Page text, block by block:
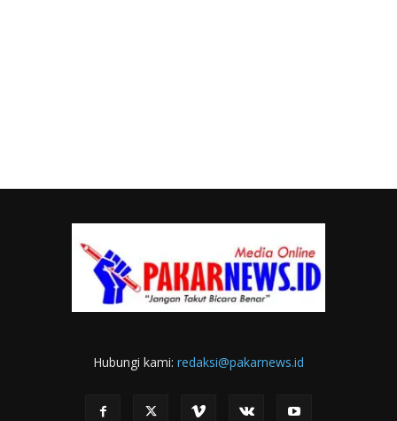
Hubungi kami: redaksi@pakarnews.id